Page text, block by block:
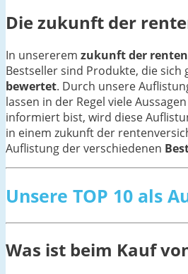
Die zukunft der
In unsererem zukunft der
Bestseller sind Produkte, die
bewertet. Durch unsere
lassen in der Regel viele
informiert bist, wird diese
in einem zukunft der
Auflistung der verschiedenen
Unsere TOP 10 als
Was ist beim Kauf